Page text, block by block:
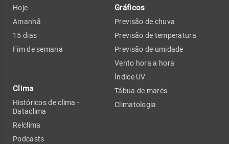
Hoje
Amanhã
15 dias
Fim de semana
Clima
Históricos de clima -
Dataclima
Relclima
Podcasts
Gráficos
Previsão de chuva
Previsão de temperatura
Previsão de umidade
Vento hora a hora
Índice UV
Tábua de marés
Climatologia